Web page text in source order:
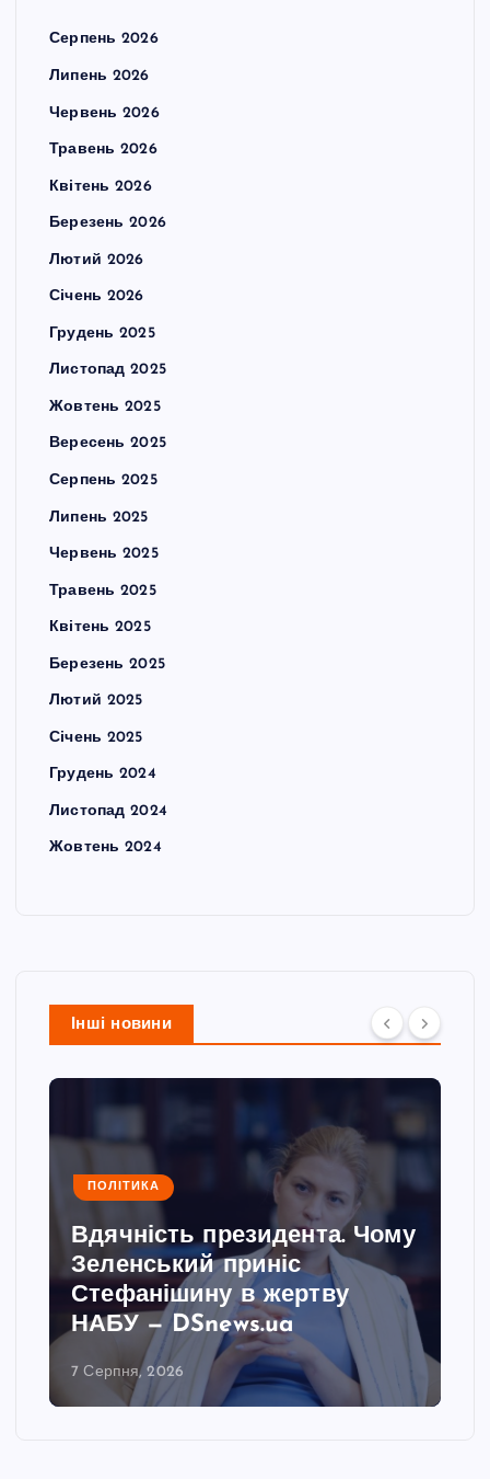
Серпень 2026
Липень 2026
Червень 2026
Травень 2026
Квітень 2026
Березень 2026
Лютий 2026
Січень 2026
Грудень 2025
Листопад 2025
Жовтень 2025
Вересень 2025
Серпень 2025
Липень 2025
Червень 2025
Травень 2025
Квітень 2025
Березень 2025
Лютий 2025
Січень 2025
Грудень 2024
Листопад 2024
Жовтень 2024
Інші новини
ПОЛІТИКА
Вдячність президента. Чому
Зеленський приніс
Стефанішину в жертву
НАБУ — DSnews.ua
7 Серпня, 2026